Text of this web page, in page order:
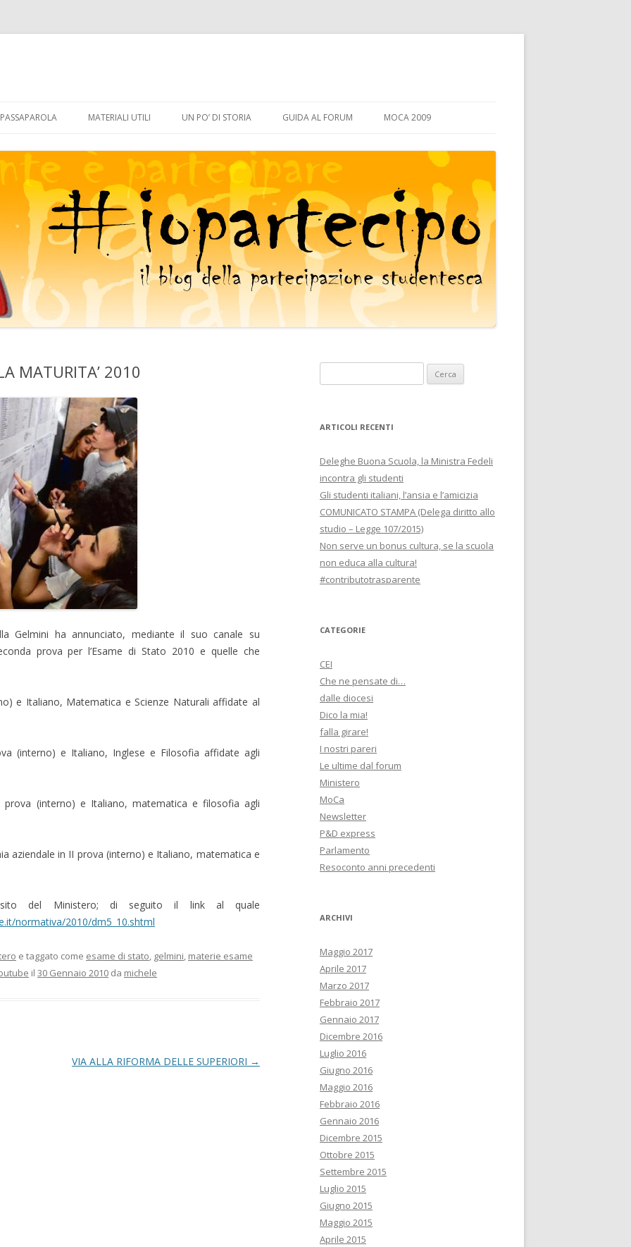
PASSAPAROLA MATERIALI UTILI UN PO’ DI STORIA GUIDA AL FORUM MOCA 2009
I LABORATORI
GLI OSPITI
MATURITA’ 2010
Gelmini ha annunciato, mediante il suo canale su
prova per l’Esame di Stato 2010 e quelle che
e Italiano, Matematica e Scienze Naturali affidate al
(interno) e Italiano, Inglese e Filosofia affidate agli
prova (interno) e Italiano, matematica e filosofia agli
aziendale in II prova (interno) e Italiano, matematica e
del Ministero; di seguito il link al quale
normativa/2010/dm5_10.shtml
e taggato come esame di stato, gelmini, materie esame
il 30 Gennaio 2010 da michele
VIA ALLA RIFORMA DELLE SUPERIORI →
per:
ARTICOLI RECENTI
Deleghe Buona Scuola, la Ministra Fedeli
incontra gli studenti
Gli studenti italiani, l’ansia e l’amicizia
COMUNICATO STAMPA (Delega diritto allo
studio – Legge 107/2015)
Non serve un bonus cultura, se la scuola
non educa alla cultura!
#contributotrasparente
CATEGORIE
CEI
Che ne pensate di…
dalle diocesi
Dico la mia!
falla girare!
I nostri pareri
Le ultime dal forum
Ministero
MoCa
Newsletter
P&D express
Parlamento
Resoconto anni precedenti
ARCHIVI
Maggio 2017
Aprile 2017
Marzo 2017
Febbraio 2017
Gennaio 2017
Dicembre 2016
Luglio 2016
Giugno 2016
Maggio 2016
Febbraio 2016
Gennaio 2016
Dicembre 2015
Ottobre 2015
Settembre 2015
Luglio 2015
Giugno 2015
Maggio 2015
Aprile 2015